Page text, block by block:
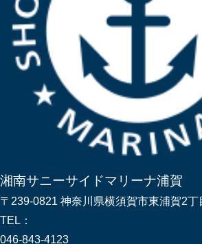
湘南サニーサイドマリーナ浦賀
〒239-0821 神奈川県横須賀市東浦賀2丁
TEL：
046-843-4123